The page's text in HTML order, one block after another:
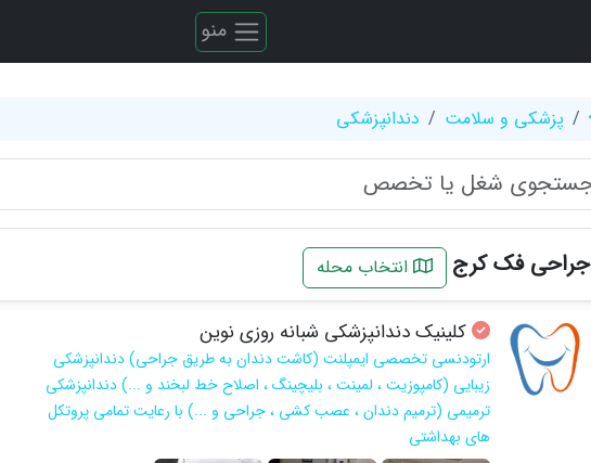
منو
پزشکی و سلامت دندانپزشکی
جراحی فک کرج انتخاب محله
کلینیک دندانپزشکی شبانه روزی نوین
ارتودنسی تخصصی ایمپلنت (کاشت دندان به طریق جراحی) دندانپزشکی
زیبایی (کامپوزیت ، لمینت ، بلیچینگ ، اصلاح خط لبخند و ...) دندانپزشکی
ترمیمی (ترمیم دندان ، عصب کشی ، جراحی و ...) با رعایت تمامی پروتکل
های بهداشتی